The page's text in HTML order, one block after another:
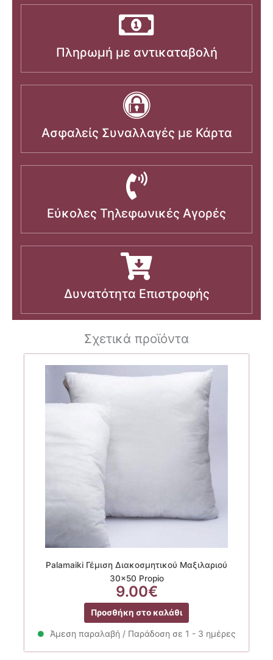
Πληρωμή με αντικαταβολή
Ασφαλείς Συναλλαγές με Κάρτα
Εύκολες Τηλεφωνικές Αγορές
Δυνατότητα Επιστροφής
Σχετικά προϊόντα
Palamaiki Γέμιση Διακοσμητικού Μαξιλαριού
30×50 Propio
9.00€
Προσθήκη στο καλάθι
Άμεση παραλαβή / Παράδοση σε 1 - 3 ημέρες